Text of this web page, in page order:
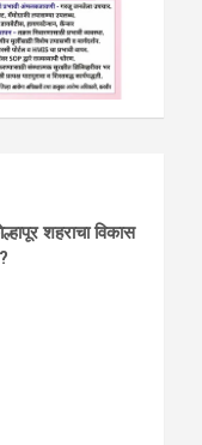
शहराचा विकास